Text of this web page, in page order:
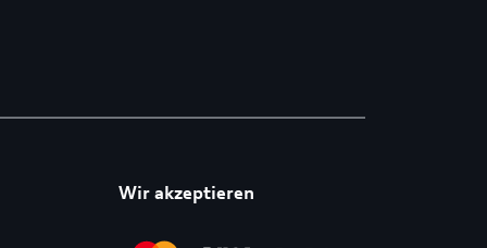
Wir akzeptieren